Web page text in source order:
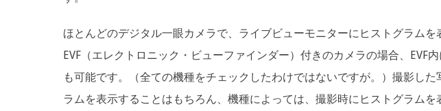
ほとんどのデジタル一眼カメラで、ライブビューモニターにヒストグラムを
EVF（エレクトロニック・ビューファインダー）付きのカメラの場合、EVF
も可能です。（全ての機種をチェックしたわけではないですが。）撮影し
ラムを表示することはもちろん、機種によっては、撮影時にヒストグラムを